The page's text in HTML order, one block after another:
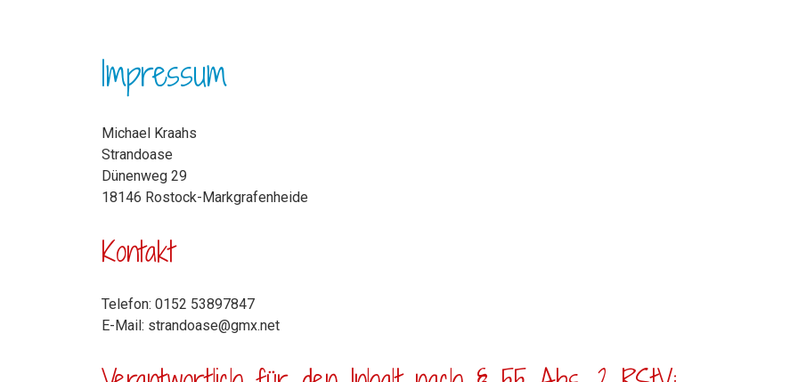
Impressum
Michael Kraahs
Strandoase
Dünenweg 29
18146 Rostock-Markgrafenheide
Kontakt
Telefon: 0152 53897847
E-Mail: strandoase@gmx.net